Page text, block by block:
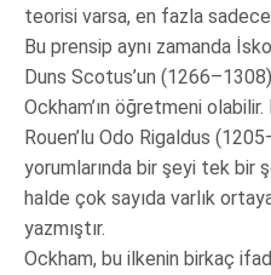
teorisi varsa, en fazla
Bu prensip aynı zamanda
Duns Scotus’un
Ockham’ın öğretmeni
Rouen’lu Odo Rigaldus
yorumlarında bir şeyi tek bir
halde çok sayıda varlık
yazmıştır.
Ockham, bu ilkenin birkaç